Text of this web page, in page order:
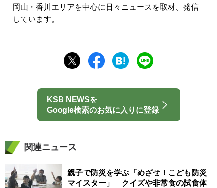
岡山・香川エリアを中心に日々ニュースを取材、発信
しています。
KSB NEWSを
Google検索のお気に入りに登録
関連ニュース
親子で防災を学ぶ「めざせ！こども防災
マイスター」 クイズや非常食の試食体